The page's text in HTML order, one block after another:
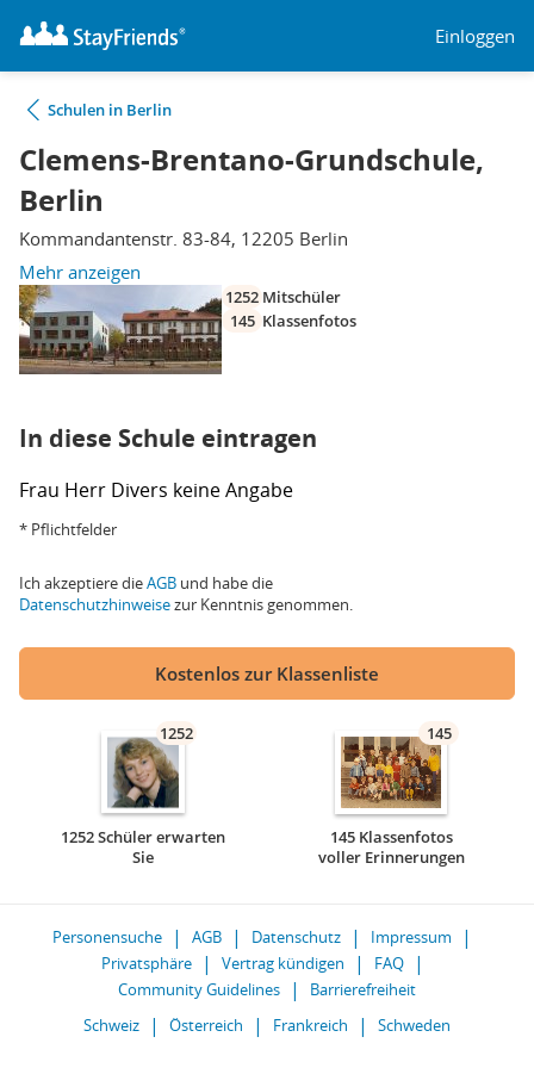
Einloggen
Schulen in Berlin
Clemens-Brentano-Grundschule,
Berlin
Kommandantenstr. 83-84, 12205 Berlin
Mehr anzeigen
1252 Mitschüler
145 Klassenfotos
In diese Schule eintragen
Frau Herr Divers keine Angabe
* Pflichtfelder
Ich akzeptiere dieAGB und habe die
Datenschutzhinweisezur Kenntnis genommen.
Kostenlos zur Klassenliste
1252
1252 Schüler erwarten
Sie
145
145 Klassenfotos
voller Erinnerungen
Personensuche AGB Datenschutz
Impressum
Privatsphäre
Vertrag kündigen
FAQ
Community Guidelines
Barrierefreiheit
Schweiz
Österreich Frankreich Schweden